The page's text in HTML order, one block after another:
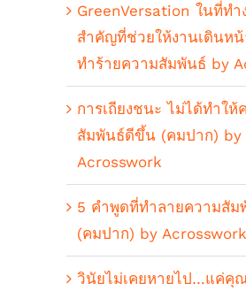
GreenVersation ในที่ทำ
สำคัญที่ช่วยให้งานเดินห
ทำร้ายความสัมพันธ์ by
การเถียงชนะ ไม่ได้ทำให้
สัมพันธ์ดีขึ้น (คมปาก) by
Acrosswork
5 คำพูดที่ทำลายความสัม
(คมปาก) by Acrosswork
วินัยไม่เคยหายไป…แค่คุ